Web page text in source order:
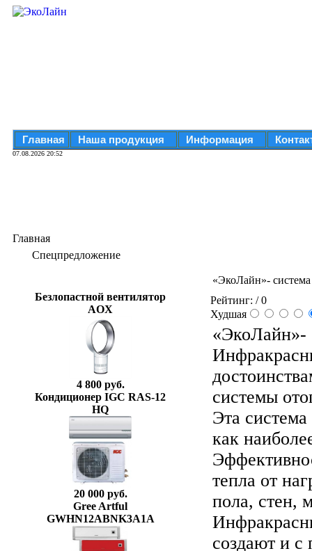
Главная Наша продукция Информация
07.08.2026 20:52
Главная
Спецпредложение
Безлопастной вентилятор
AOX
4 800 руб.
Кондиционер IGC RAS-12
HQ
20 000 руб.
Gree Artful
GWHN12ABNK3A1A
«ЭкоЛайн»-
Рейтинг: / 0
Худшая
«ЭкоЛайн»-
системы
Эта
как
тепла от
пола, стен,
создают и с